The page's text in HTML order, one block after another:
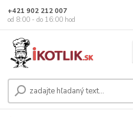
+421 902 212 007
od 8:00 - do 16:00 hod